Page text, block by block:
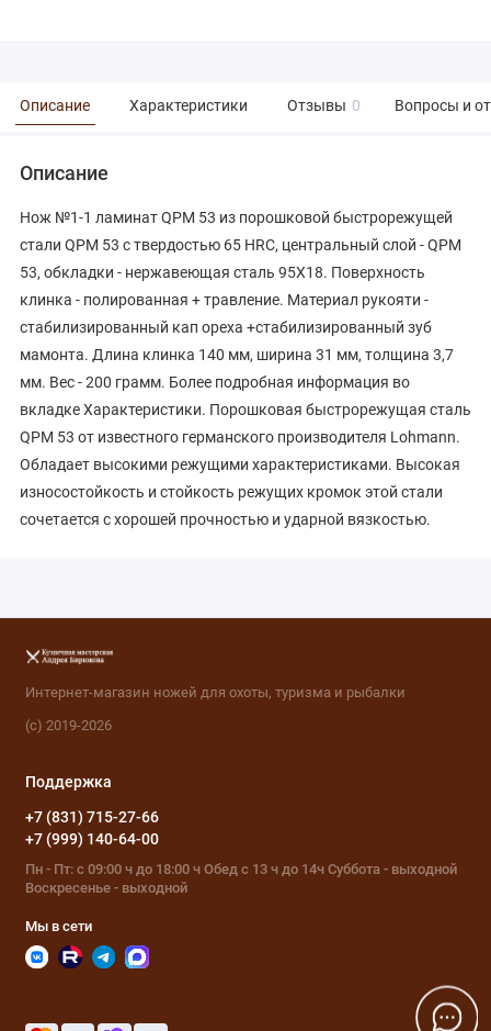
Описание Характеристики Отзывы 0 Вопросы и
Описание
Нож №1-1 ламинат QPM 53 из порошковой быстрорежущей
стали QPM 53 с твердостью 65 HRC, центральный слой - QPM
53, обкладки - нержавеющая сталь 95Х18. Поверхность
клинка - полированная + травление. Материал рукояти -
стабилизированный кап ореха +стабилизированный зуб
мамонта. Длина клинка 140 мм, ширина 31 мм, толщина 3,7
мм. Вес - 200 грамм. Более подробная информация во
вкладке Характеристики. Порошковая быстрорежущая сталь
QPM 53 от известного германского производителя Lohmann.
Обладает высокими режущими характеристиками. Высокая
износостойкость и стойкость режущих кромок этой стали
сочетается с хорошей прочностью и ударной вязкостью.
Интернет-магазин ножей для охоты, туризма и рыбалки
(с) 2019-2026
Поддержка
+7 (831) 715-27-66
+7 (999) 140-64-00
Пн - Пт: с 09:00 ч до 18:00 ч Обед с 13 ч до 14ч Суббота - выходной
Воскресенье - выходной
Мы в сети